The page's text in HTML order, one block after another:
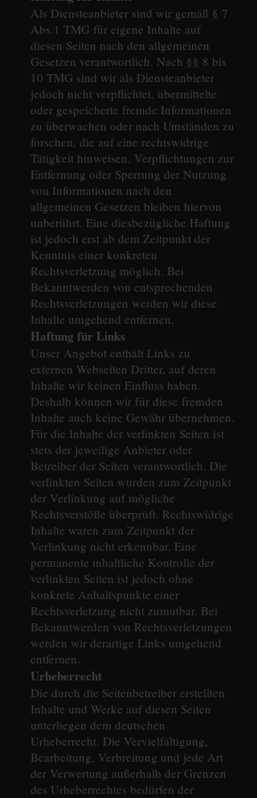
Als Diensteanbieter sind wir gemäß § 7
Abs.1 TMG für eigene Inhalte auf
diesen Seiten nach den allgemeinen
Gesetzen verantwortlich. Nach §§ 8 bis
10 TMG sind wir als Diensteanbieter
jedoch nicht verpflichtet, übermittelte
oder gespeicherte fremde Informationen
zu überwachen oder nach Umständen zu
forschen, die auf eine rechtswidrige
Tätigkeit hinweisen. Verpflichtungen zur
Entfernung oder Sperrung der Nutzung
von Informationen nach den
allgemeinen Gesetzen bleiben hiervon
unberührt. Eine diesbezügliche Haftung
ist jedoch erst ab dem Zeitpunkt der
Kenntnis einer konkreten
Rechtsverletzung möglich. Bei
Bekanntwerden von entsprechenden
Rechtsverletzungen werden wir diese
Inhalte umgehend entfernen.
Haftung für Links
Unser Angebot enthält Links zu
externen Webseiten Dritter, auf deren
Inhalte wir keinen Einfluss haben.
Deshalb können wir für diese fremden
Inhalte auch keine Gewähr übernehmen.
Für die Inhalte der verlinkten Seiten ist
stets der jeweilige Anbieter oder
Betreiber der Seiten verantwortlich. Die
verlinkten Seiten wurden zum Zeitpunkt
der Verlinkung auf mögliche
Rechtsverstöße überprüft. Rechtswidrige
Inhalte waren zum Zeitpunkt der
Verlinkung nicht erkennbar. Eine
permanente inhaltliche Kontrolle der
verlinkten Seiten ist jedoch ohne
konkrete Anhaltspunkte einer
Rechtsverletzung nicht zumutbar. Bei
Bekanntwerden von Rechtsverletzungen
werden wir derartige Links umgehend
entfernen.
Urheberrecht
Die durch die Seitenbetreiber erstellten
Inhalte und Werke auf diesen Seiten
unterliegen dem deutschen
Urheberrecht. Die Vervielfältigung,
Bearbeitung, Verbreitung und jede Art
der Verwertung außerhalb der Grenzen
des Urheberrechtes bedürfen der